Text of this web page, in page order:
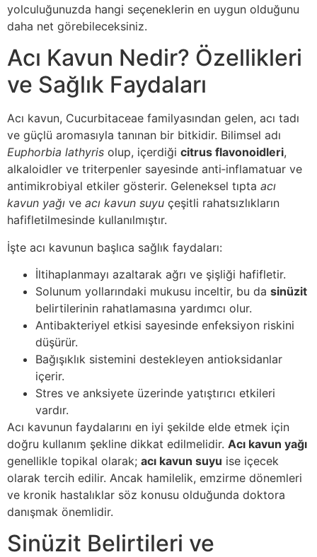
yolculuğunuzda hangi seçeneklerin en uygun olduğunu
daha net görebileceksiniz.
Acı Kavun Nedir? Özellikleri
ve Sağlık Faydaları
Acı kavun, Cucurbitaceae familyasından gelen, acı tadı
ve güçlü aromasıyla tanınan bir bitkidir. Bilimsel adı
Euphorbia lathyris olup, içerdiği citrus flavonoidleri,
alkaloidler ve triterpenler sayesinde anti‑inflamatuar ve
antimikrobiyal etkiler gösterir. Geleneksel tıpta acı
kavun yağı ve acı kavun suyu çeşitli rahatsızlıkların
hafifletilmesinde kullanılmıştır.
İşte acı kavunun başlıca sağlık faydaları:
İltihaplanmayı azaltarak ağrı ve şişliği hafifletir.
Solunum yollarındaki mukusu inceltir, bu da sinüzit
belirtilerinin rahatlamasına yardımcı olur.
Antibakteriyel etkisi sayesinde enfeksiyon riskini
düşürür.
Bağışıklık sistemini destekleyen antioksidanlar
içerir.
Stres ve anksiyete üzerinde yatıştırıcı etkileri
vardır.
Acı kavunun faydalarını en iyi şekilde elde etmek için
doğru kullanım şekline dikkat edilmelidir. Acı kavun yağı
genellikle topikal olarak; acı kavun suyu ise içecek
olarak tercih edilir. Ancak hamilelik, emzirme dönemleri
ve kronik hastalıklar söz konusu olduğunda doktora
danışmak önemlidir.
Sinüzit Belirtileri ve